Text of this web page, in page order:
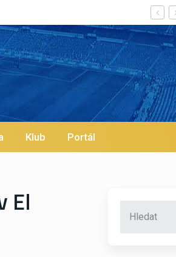
Vypískaný Vinícius! Blíží se jeho
Klub Portál
El